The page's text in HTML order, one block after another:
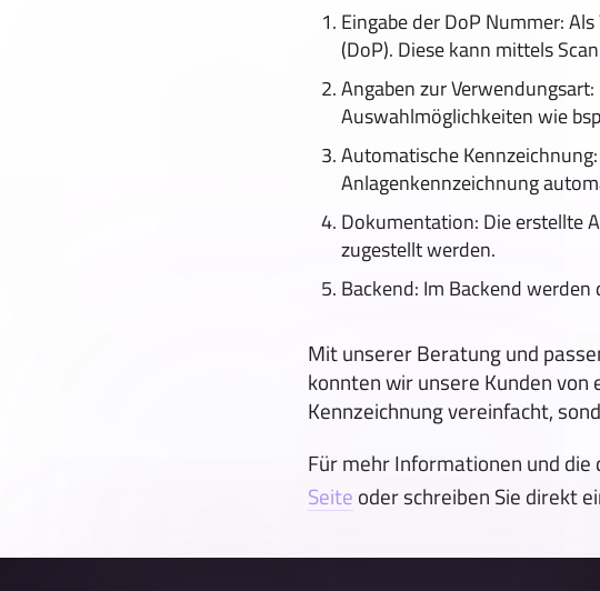
Eingabe der DoP Nummer:
(DoP). Diese kann mittels
Angaben zur
Auswahlmöglichkeiten wie
Automatische
Anlagenkennzeichnung
Dokumentation: Die erstellte
zugestellt werden.
Backend: Im Backend
Mit unserer Beratung und
konnten wir unsere Kunden
Kennzeichnung vereinfacht,
Für mehr Informationen und
Seite oder schreiben Sie direkt